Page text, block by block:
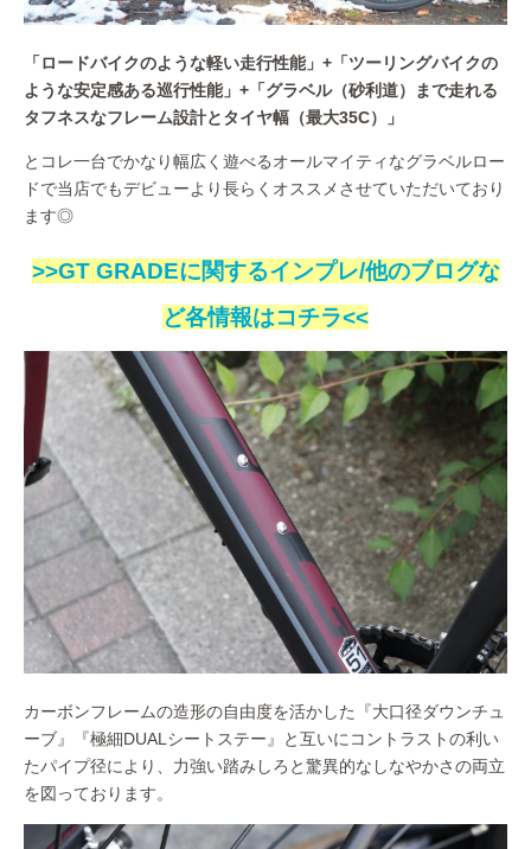
「ロードバイクのような軽い走行性能」+「ツーリングバイクの
ような安定感ある巡行性能」+「グラベル（砂利道）まで走れる
タフネスなフレーム設計とタイヤ幅（最大35C）」
とコレ一台でかなり幅広く遊べるオールマイティなグラベルロー
ドで当店でもデビューより長らくオススメさせていただいており
ます◎
>>GT GRADEに関するインプレ/他のブログな
ど各情報はコチラ<<
カーボンフレームの造形の自由度を活かした『大口径ダウンチュ
ーブ』『極細DUALシートステー』と互いにコントラストの利い
たパイプ径により、力強い踏みしろと驚異的なしなやかさの両立
を図っております。